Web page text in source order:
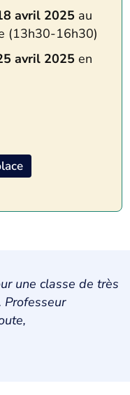
avril 2025 au
(13h30-16h30)
avril 2025 en
une classe de très
Professeur